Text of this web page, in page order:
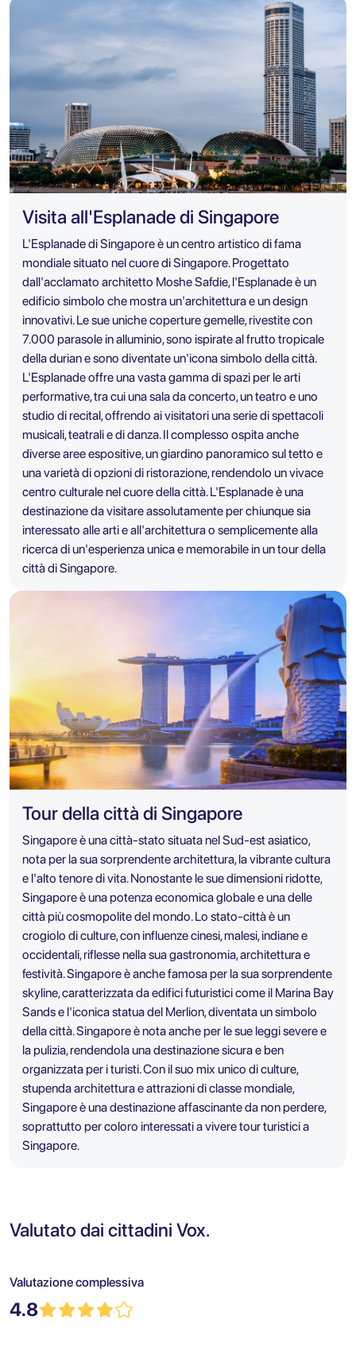
Visita all'Esplanade di Singapore
L'Esplanade di Singapore è un centro artistico di fama
mondiale situato nel cuore di Singapore. Progettato
dall'acclamato architetto Moshe Safdie, l'Esplanade è un
edificio simbolo che mostra un'architettura e un design
innovativi. Le sue uniche coperture gemelle, rivestite con
7.000 parasole in alluminio, sono ispirate al frutto tropicale
della durian e sono diventate un'icona simbolo della città.
L'Esplanade offre una vasta gamma di spazi per le arti
performative, tra cui una sala da concerto, un teatro e uno
studio di recital, offrendo ai visitatori una serie di spettacoli
musicali, teatrali e di danza. Il complesso ospita anche
diverse aree espositive, un giardino panoramico sul tetto e
una varietà di opzioni di ristorazione, rendendolo un vivace
centro culturale nel cuore della città. L'Esplanade è una
destinazione da visitare assolutamente per chiunque sia
interessato alle arti e all'architettura o semplicemente alla
ricerca di un'esperienza unica e memorabile in un tour della
città di Singapore.
Tour della città di Singapore
Singapore è una città-stato situata nel Sud-est asiatico,
nota per la sua sorprendente architettura, la vibrante cultura
e l'alto tenore di vita. Nonostante le sue dimensioni ridotte,
Singapore è una potenza economica globale e una delle
città più cosmopolite del mondo. Lo stato-città è un
crogiolo di culture, con influenze cinesi, malesi, indiane e
occidentali, riflesse nella sua gastronomia, architettura e
festività. Singapore è anche famosa per la sua sorprendente
skyline, caratterizzata da edifici futuristici come il Marina Bay
Sands e l'iconica statua del Merlion, diventata un simbolo
della città. Singapore è nota anche per le sue leggi severe e
la pulizia, rendendola una destinazione sicura e ben
organizzata per i turisti. Con il suo mix unico di culture,
stupenda architettura e attrazioni di classe mondiale,
Singapore è una destinazione affascinante da non perdere,
soprattutto per coloro interessati a vivere tour turistici a
Singapore.
Valutato dai cittadini Vox.
Valutazione complessiva
4.8